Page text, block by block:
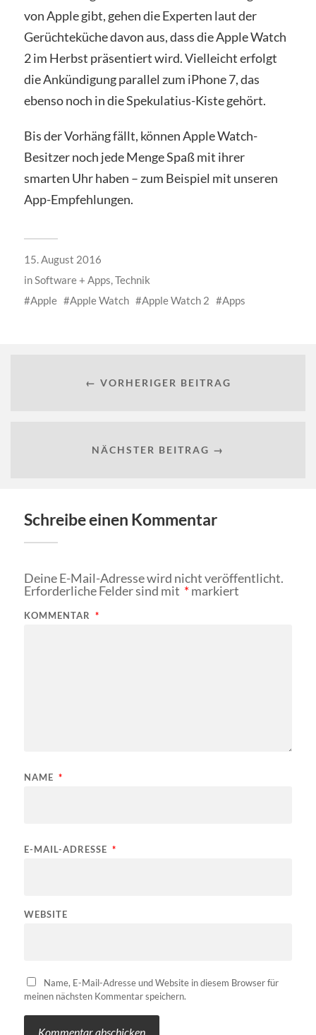
von Apple gibt, gehen die Experten laut der
Gerüchteküche davon aus, dass die Apple Watch
2 im Herbst präsentiert wird. Vielleicht erfolgt
die Ankündigung parallel zum iPhone 7, das
ebenso noch in die Spekulatius-Kiste gehört.
Bis der Vorhäng fällt, können Apple Watch-
Besitzer noch jede Menge Spaß mit ihrer
smarten Uhr haben – zum Beispiel mit unseren
App-Empfehlungen.
15. August 2016
inSoftware + Apps,Technik
Apple
Apple Watch Apple Watch 2 Apps
← VORHERIGER BEITRAG
NÄCHSTER BEITRAG →
Schreibe einen Kommentar
Deine E-Mail-Adresse wird nicht veröffentlicht.
Erforderliche Felder sind mit *markiert
KOMMENTAR *
NAME *
E-MAIL-ADRESSE *
WEBSITE
Name, E-Mail-Adresse und Website in diesem Browser für
meinen nächsten Kommentar speichern.